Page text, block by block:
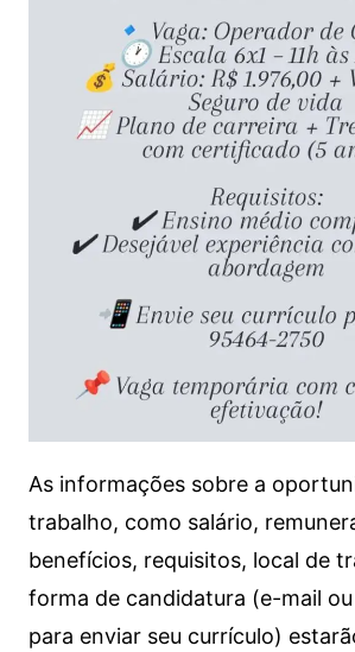
As informações sobre a
trabalho, como salário,
benefícios, requisitos, local de
forma de candidatura (e-mail
para enviar seu currículo)